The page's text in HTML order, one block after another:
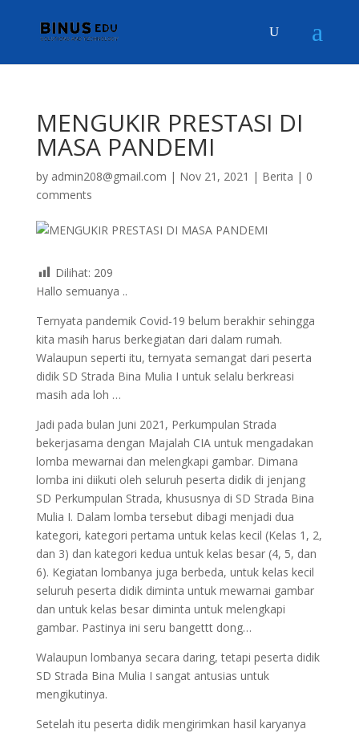
MENGUKIR PRESTASI DI
MASA PANDEMI
by admin208@gmail.com | Nov 21, 2021 | Berita | 0
comments
Dilihat: 209
Hallo semuanya ..
Ternyata pandemik Covid-19 belum berakhir sehingga
kita masih harus berkegiatan dari dalam rumah.
Walaupun seperti itu, ternyata semangat dari peserta
didik SD Strada Bina Mulia I untuk selalu berkreasi
masih ada loh …
Jadi pada bulan Juni 2021, Perkumpulan Strada
bekerjasama dengan Majalah CIA untuk mengadakan
lomba mewarnai dan melengkapi gambar. Dimana
lomba ini diikuti oleh seluruh peserta didik di jenjang
SD Perkumpulan Strada, khususnya di SD Strada Bina
Mulia I. Dalam lomba tersebut dibagi menjadi dua
kategori, kategori pertama untuk kelas kecil (Kelas 1, 2,
dan 3) dan kategori kedua untuk kelas besar (4, 5, dan
6). Kegiatan lombanya juga berbeda, untuk kelas kecil
seluruh peserta didik diminta untuk mewarnai gambar
dan untuk kelas besar diminta untuk melengkapi
gambar. Pastinya ini seru bangettt dong…
Walaupun lombanya secara daring, tetapi peserta didik
SD Strada Bina Mulia I sangat antusias untuk
mengikutinya.
Setelah itu peserta didik mengirimkan hasil karyanya